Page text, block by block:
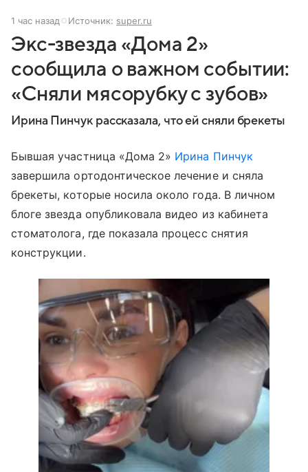
1 час назад Источник: super.ru
Экс-звезда «Дома 2»
сообщила о важном событии:
«Сняли мясорубку с зубов»
Ирина Пинчук рассказала, что ей сняли брекеты
Бывшая участница «Дома 2» Ирина Пинчук
завершила ортодонтическое лечение и сняла
брекеты, которые носила около года. В личном
блоге звезда опубликовала видео из кабинета
стоматолога, где показала процесс снятия
конструкции.